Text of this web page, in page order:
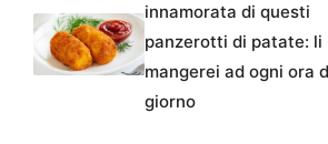
innamorata di questi
panzerotti di patate: li
mangerei ad ogni ora
giorno